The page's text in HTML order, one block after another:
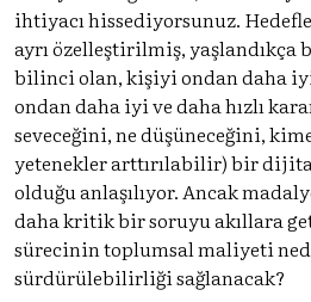
ihtiyacı hissediyorsunuz.
ayrı özelleştirilmiş, yaşlandıkça
bilinci olan, kişiyi ondan daha
ondan daha iyi ve daha hızlı
seveceğini, ne düşüneceğini,
yetenekler arttırılabilir) bir
olduğu anlaşılıyor. Ancak
daha kritik bir soruyu akıllara
sürecinin toplumsal maliyeti
sürdürülebilirliği sağlanacak?